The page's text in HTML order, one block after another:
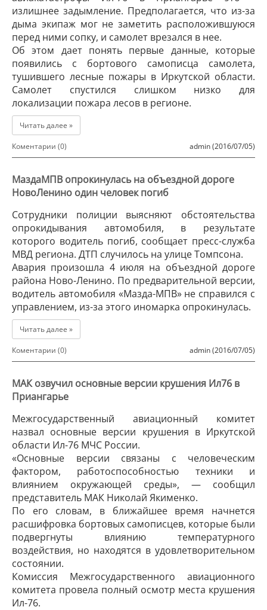
излишнее задымление. Предполагается, что из-за
дыма экипаж мог не заметить расположившуюся
перед ними сопку, и самолет врезался в нее.
Об этом дает понять первые данные, которые
появились с бортового самописца самолета,
тушившего лесные пожары в Иркутской области.
Самолет спустился слишком низко для
локализации пожара лесов в регионе.
Читать далее »
Коментарии (0) admin (2016/07/05)
МаздаМПВ опрокинулась на объездной дороге
НовоЛенино один человек погиб
Сотрудники полиции выясняют обстоятельства
опрокидывания автомобиля, в результате
которого водитель погиб, сообщает пресс-служба
МВД региона. ДТП случилось на улице Томпсона.
Авария произошла 4 июля на объездной дороге
района Ново-Ленино. По предварительной версии,
водитель автомобиля «Мазда-МПВ» не справился с
управлением, из-за этого иномарка опрокинулась.
Читать далее »
Коментарии (0) admin (2016/07/05)
МАК озвучил основные версии крушения Ил76 в
Приангарье
Межгосударственный авиационный комитет
назвал основные версии крушения в Иркутской
области Ил-76 МЧС России.
«Основные версии связаны с человеческим
фактором, работоспособностью техники и
влиянием окружающей среды», — сообщил
представитель МАК Николай Якименко.
По его словам, в ближайшее время начнется
расшифровка бортовых самописцев, которые были
подвергнуты влиянию температурного
воздействия, но находятся в удовлетворительном
состоянии.
Комиссия Межгосударственного авиационного
комитета провела полный осмотр места крушения
Ил-76.